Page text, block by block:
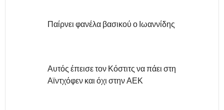
Παίρνει φανέλα βασικού ο Ιωαννίδης
Αυτός έπεισε τον Κόστιτς να πάει στη
Αϊντχόφεν και όχι στην ΑΕΚ